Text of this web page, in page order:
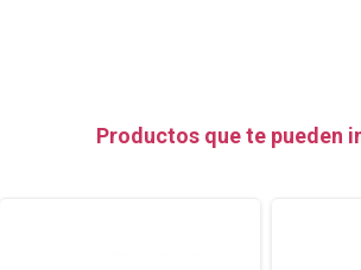
Productos que te pueden